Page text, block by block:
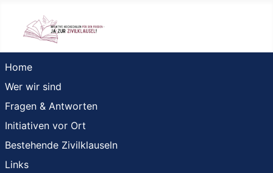
Home
Wer wir sind
Fragen & Antworten
Initiativen vor Ort
Bestehende Zivilklauseln
Links